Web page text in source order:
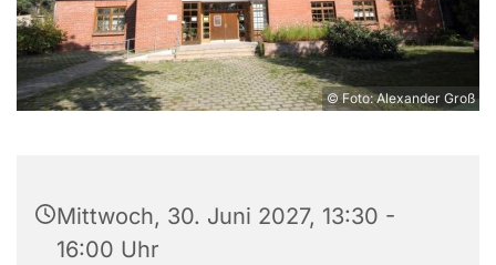
© Foto: Alexander Groß
Mittwoch, 30. Juni 2027, 13:30 -
16:00 Uhr